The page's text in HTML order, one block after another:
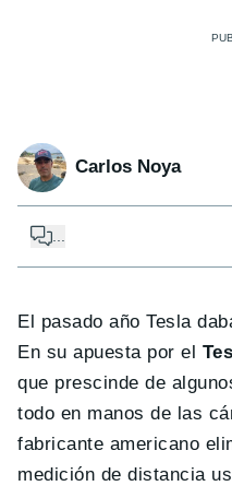
Carlos Noya
El pasado año Tesla
En su apuesta por el
que prescinde de
todo en manos de las
fabricante americano
medición de distancia